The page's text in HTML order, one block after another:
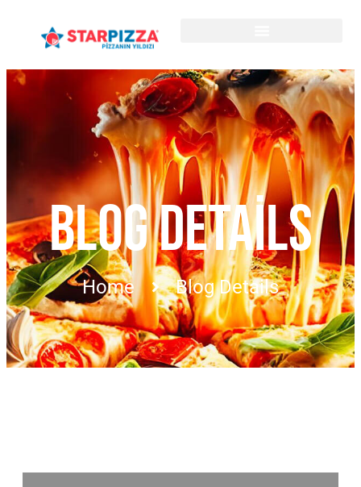
BLOG DETAILS
Home Blog Details